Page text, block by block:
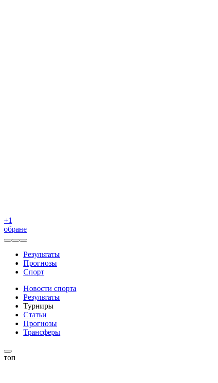
+1
обране
Результаты
Прогнозы
Спорт
Новости спорта
Результаты
Турниры
Статьи
Прогнозы
Трансферы
топ